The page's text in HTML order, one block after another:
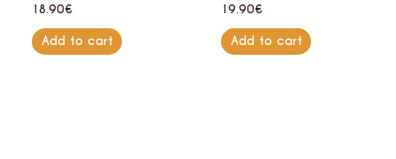
Rated
0
out
of
5
18.90€
Add to cart
Rated
0
out
of
5
19.90€
Add to cart